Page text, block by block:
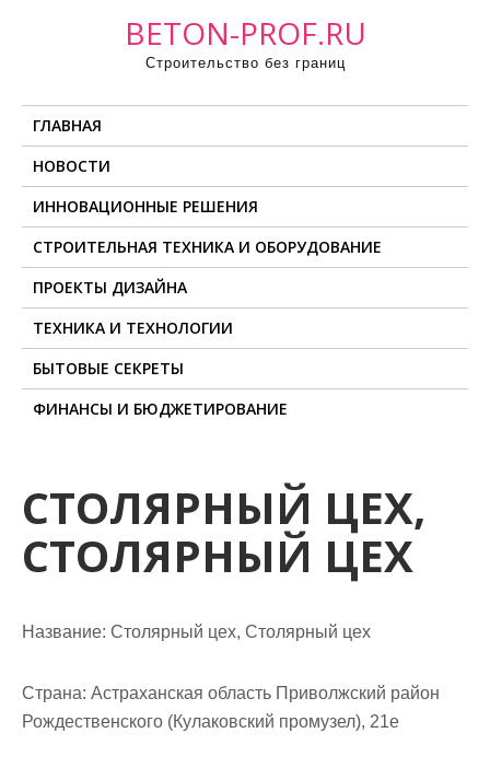
BETON-PROF.RU
Строительство без границ
ГЛАВНАЯ
НОВОСТИ
ИННОВАЦИОННЫЕ РЕШЕНИЯ
СТРОИТЕЛЬНАЯ ТЕХНИКА И ОБОРУДОВАНИЕ
ПРОЕКТЫ ДИЗАЙНА
ТЕХНИКА И ТЕХНОЛОГИИ
БЫТОВЫЕ СЕКРЕТЫ
ФИНАНСЫ И БЮДЖЕТИРОВАНИЕ
СТОЛЯРНЫЙ ЦЕХ,
СТОЛЯРНЫЙ ЦЕХ
Название: Столярный цех, Столярный цех
Страна: Астраханская область Приволжский район
Рождественского (Кулаковский промузел), 21е